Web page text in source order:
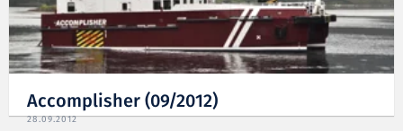
Accomplisher (09/2012)
28.09.2012